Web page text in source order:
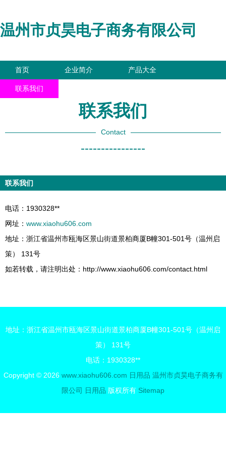
温州市贞昊电子商务有限公司
首页 企业简介 产品大全
联系我们
联系我们
Contact
----------------
联系我们
电话：1930328**
网址： www.xiaohu606.com
地址：浙江省温州市瓯海区景山街道景柏商厦B幢301-501号（温州启
策） 131号
如若转载，请注明出处：http://www.xiaohu606.com/contact.html
地址：浙江省温州市瓯海区景山街道景柏商厦B幢301-501号（温州启
策） 131号
电话：1930328**
Copyright © 2026 www.xiaohu606.com 日用品 温州市贞昊电子商务有
限公司 日用品 版权所有 Sitemap